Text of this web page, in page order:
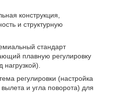
конструкция,
и структурную
стандарт
плавную регулировку
нагрузкой).
регулировки (настройка
и угла поворота) для